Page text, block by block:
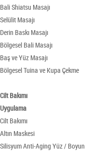
Bali Shiatsu Masajı
Selülit Masajı
Derin Baskı Masajı
Bölgesel Bali Masajı
Baş ve Yüz Masajı
Bölgesel Tuina ve Kupa Çekme
Cilt Bakımı
Uygulama
Cilt Bakımı
Altın Maskesi
Silisyum Anti-Aging Yüz / Boyun